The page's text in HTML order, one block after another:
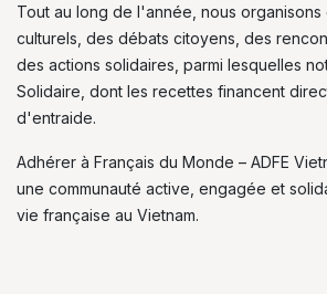
Tout au long de l'année, nous
culturels, des débats citoyens, des
des actions solidaires, parmi lesquelles
Solidaire, dont les recettes financent
d'entraide.
Adhérer à Français du Monde – ADFE
une communauté active, engagée et
vie française au Vietnam.